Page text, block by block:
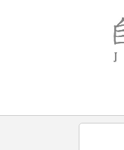
自